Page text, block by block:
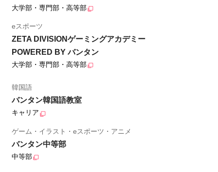
大学部・専門部・高等部
eスポーツ
ZETA DIVISIONゲーミングアカデミー
POWERED BY バンタン
大学部・専門部・高等部
韓国語
バンタン韓国語教室
キャリア
ゲーム・イラスト・eスポーツ・アニメ
バンタン中等部
中等部